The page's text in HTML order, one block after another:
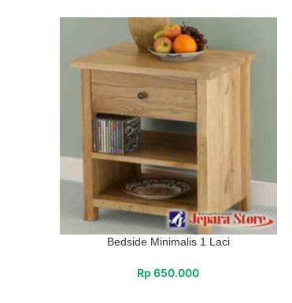
Bedside Minimalis 1 Laci
Rp 650.000